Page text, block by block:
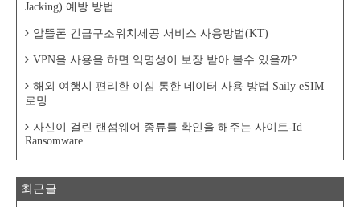
Jacking) 예방 방법
알뜰폰 긴급구조위치제공 서비스 사용방법(KT)
VPN을 사용을 하면 익명성이 보장 받아 볼수 있을까?
해외 여행시 편리한 이심 통한 데이터 사용 방법 Saily eSIM
로밍
자신이 걸린 랜섬웨어 종류를 확인을 해주는 사이트-Id
Ransomware
최근글